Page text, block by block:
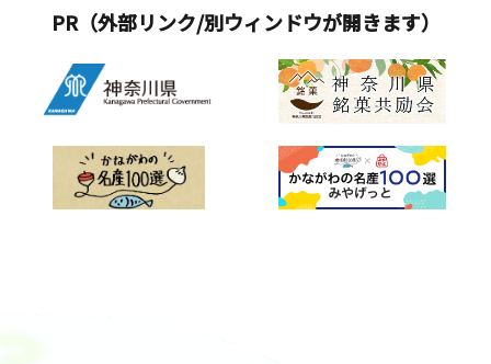
PR（外部リンク/別ウィンドウが開きます）